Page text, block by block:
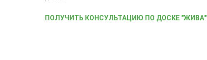
ПОЛУЧИТЬ КОНСУЛЬТАЦИЮ ПО ДОСКЕ "ЖИВА"